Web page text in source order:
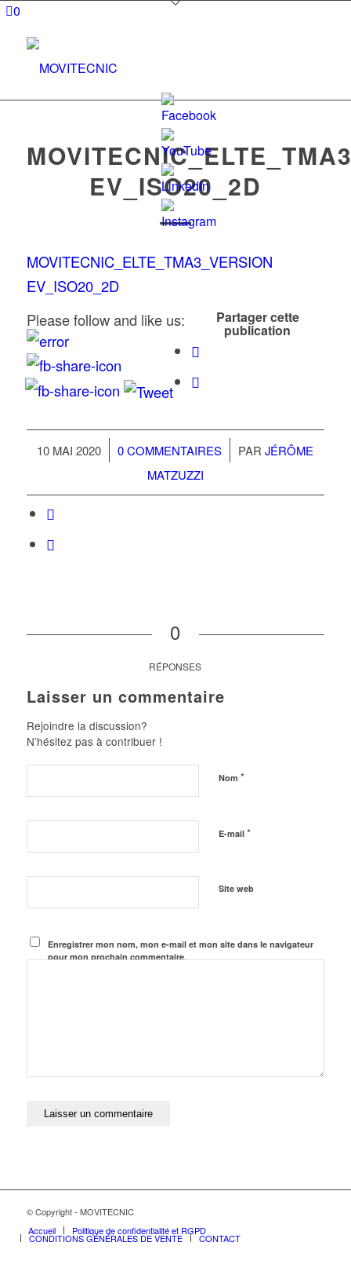
0
EV_ISO20_2D
MOVITECNIC_ELTE_TMA3_VERSION
EV_ISO20_2D
Please follow and like us:
10 MAI 2020
/ 0 COMMENTAIRES
/ PARJÉRÔME
MATZUZZI
Partager cette
publication
0
RÉPONSES
Laisser un commentaire
Rejoindre la discussion?
N’hésitez pas à contribuer !
Nom *
E-mail *
Site web
Enregistrer mon nom, mon e-mail et mon site dans le navigateur
pour mon prochain commentaire.
© Copyright - MOVITECNIC
Accueil
Politique de confidentialité et RGPD
CONDITIONS GÉNÉRALES DE VENTE CONTACT
Set
Youtube
ID